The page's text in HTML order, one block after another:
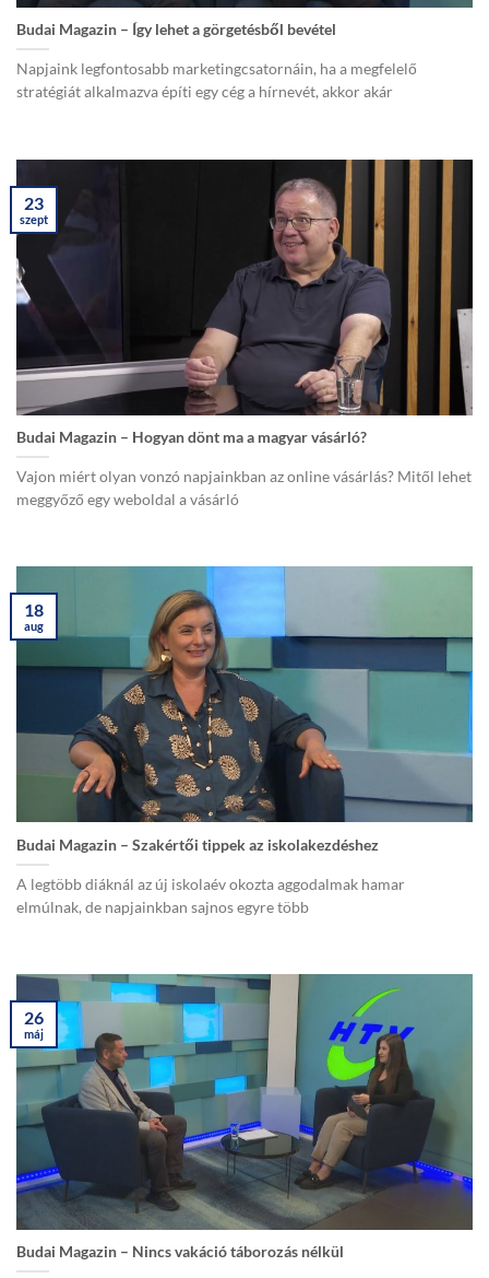
Budai Magazin – Így lehet a görgetésből bevétel
Napjaink legfontosabb marketingcsatornáin, ha a megfelelő
stratégiát alkalmazva építi egy cég a hírnevét, akkor akár
Budai Magazin – Hogyan dönt ma a magyar vásárló?
Vajon miért olyan vonzó napjainkban az online vásárlás? Mitől lehet
meggyőző egy weboldal a vásárló
23
szept
Budai Magazin – Szakértői tippek az iskolakezdéshez
A legtöbb diáknál az új iskolaév okozta aggodalmak hamar
elmúlnak, de napjainkban sajnos egyre több
18
aug
Budai Magazin – Nincs vakáció táborozás nélkül
26
máj